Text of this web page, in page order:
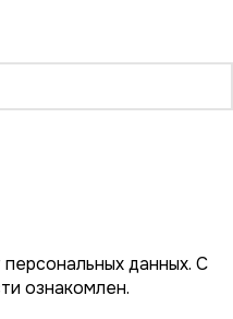
данных. С
ознакомлен.